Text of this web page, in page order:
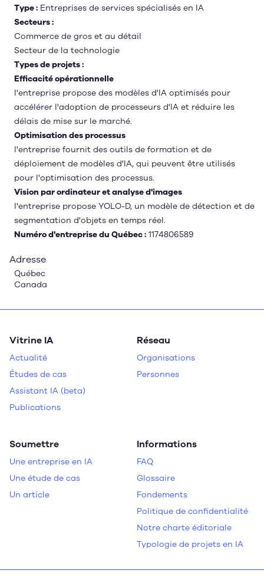
Type : Entreprises de services spécialisés en IA
Secteurs :
Commerce de gros et au détail
Secteur de la technologie
Types de projets :
Efficacité opérationnelle
l'entreprise propose des modèles d'IA optimisés pour
accélérer l'adoption de processeurs d'IA et réduire les
délais de mise sur le marché.
Optimisation des processus
l'entreprise fournit des outils de formation et de
déploiement de modèles d'IA, qui peuvent être utilisés
pour l'optimisation des processus.
Vision par ordinateur et analyse d'images
l'entreprise propose YOLO-D, un modèle de détection et de
segmentation d'objets en temps réel.
Numéro d'entreprise du Québec : 1174806589
Adresse
Québec
Canada
Vitrine IA
Actualité
Études de cas
Assistant IA (beta)
Publications
Réseau
Organisations
Personnes
Soumettre
Une entreprise en IA
Une étude de cas
Un article
Informations
FAQ
Glossaire
Fondements
Politique de confidentialité
Notre charte éditoriale
Typologie de projets en IA